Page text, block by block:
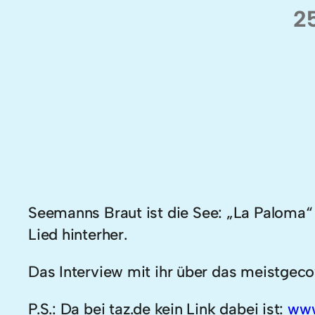
Seemanns Braut ist die See: „La
Lied hinterher.
Das Interview mit ihr über das
P.S.: Da bei taz.de kein Link dabei ist: